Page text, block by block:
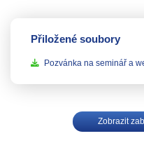
Přiložené soubory
Pozvánka na seminář a